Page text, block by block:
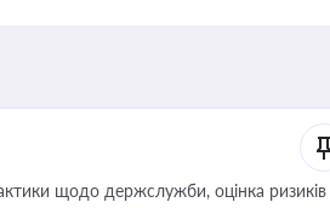
щодо держслужби, оцінка